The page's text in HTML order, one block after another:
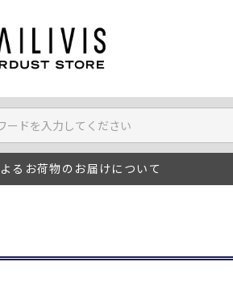
るお荷物のお届けについて